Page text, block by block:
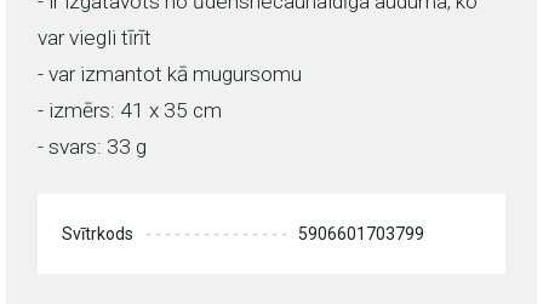
var viegli tīrīt
- var izmantot kā mugursomu
- izmērs: 41 x 35 cm
- svars: 33 g
Svītrkods 5906601703799